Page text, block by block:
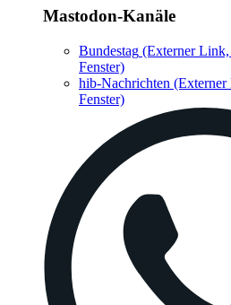
Mastodon-Kanäle
Bundestag (Externer
Fenster)
hib-Nachrichten
Fenster)